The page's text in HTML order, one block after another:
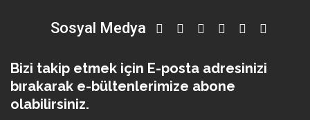
Sosyal Medya
Bizi takip etmek için E-posta adresinizi
bırakarak e-bültenlerimize abone
olabilirsiniz.